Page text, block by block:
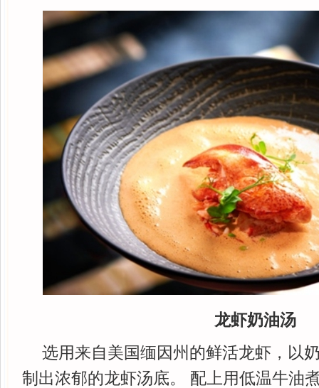
龙虾奶油汤
选用来自美国缅因州的鲜活龙虾，以
制出浓郁的龙虾汤底。 配上用低温牛油